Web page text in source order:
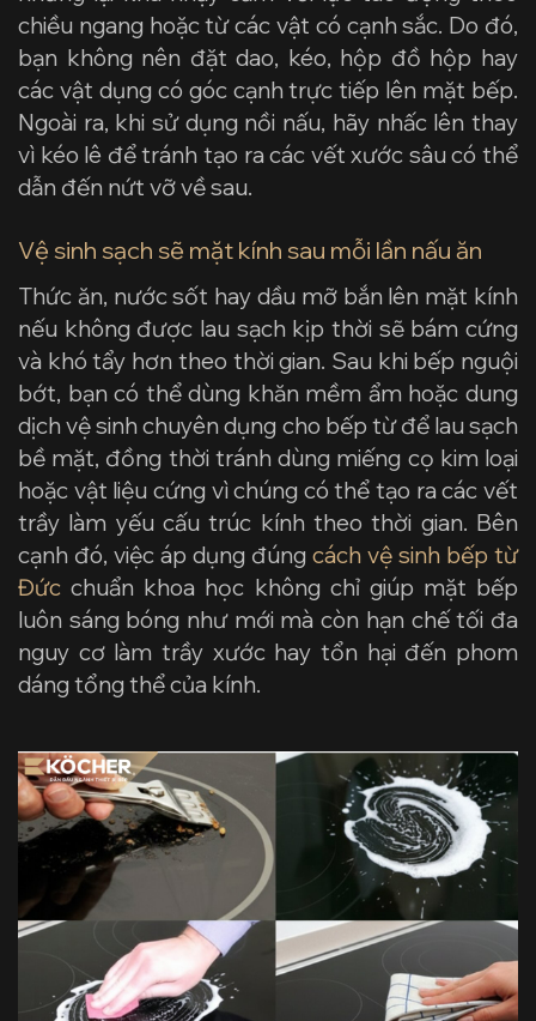
chiều ngang hoặc từ các vật có cạnh sắc. Do đó,
bạn không nên đặt dao, kéo, hộp đồ hộp hay
các vật dụng có góc cạnh trực tiếp lên mặt bếp.
Ngoài ra, khi sử dụng nồi nấu, hãy nhấc lên thay
vì kéo lê để tránh tạo ra các vết xước sâu có thể
dẫn đến nứt vỡ về sau.
Vệ sinh sạch sẽ mặt kính sau mỗi lần nấu ăn
Thức ăn, nước sốt hay dầu mỡ bắn lên mặt kính
nếu không được lau sạch kịp thời sẽ bám cứng
và khó tẩy hơn theo thời gian. Sau khi bếp nguội
bớt, bạn có thể dùng khăn mềm ẩm hoặc dung
dịch vệ sinh chuyên dụng cho bếp từ để lau sạch
bề mặt, đồng thời tránh dùng miếng cọ kim loại
hoặc vật liệu cứng vì chúng có thể tạo ra các vết
trầy làm yếu cấu trúc kính theo thời gian. Bên
cạnh đó, việc áp dụng đúng cách vệ sinh bếp từ
Đức chuẩn khoa học không chỉ giúp mặt bếp
luôn sáng bóng như mới mà còn hạn chế tối đa
nguy cơ làm trầy xước hay tổn hại đến phom
dáng tổng thể của kính.